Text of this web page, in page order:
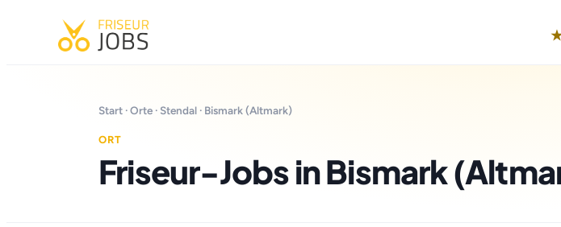
Start ·Orte · Stendal · Bismark (Altmark)
ORT
Friseur-Jobs in Bismark